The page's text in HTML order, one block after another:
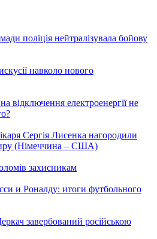
поліція нейтралізувала бойову
навколо нового
відключення електроенергії не
Сергія Лисенка нагородили
(Німеччина – США)
захисникам
и Роналду: итоги футбольного
завербований російською